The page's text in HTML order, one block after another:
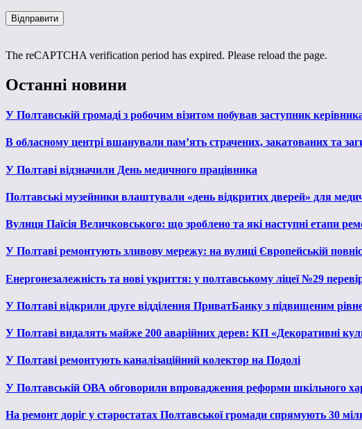
The reCAPTCHA verification period has expired. Please reload the page.
Останні новини
У Полтавській громаді з робочим візитом побував заступник
В обласному центрі вшанували пам’ять страчених, закатованих та
У Полтаві відзначили День медичного працівника
Полтавські музейники влаштували «день відкритих дверей» для
Вулиця Паїсія Величковського: що зроблено та які наступні етапи
У Полтаві ремонтують зливову мережу: на вулиці Європейській
Енергонезалежність та нові укриття: у полтавському ліцеї №29
У Полтаві відкрили друге відділення ПриватБанку з підвищеним
У Полтаві видалять майже 200 аварійних дерев: КП «Декоративні
У Полтаві ремонтують каналізаційний колектор на Подолі
У Полтавській ОВА обговорили впровадження реформи шкільного
На ремонт доріг у старостатах Полтавської громади спрямують 30